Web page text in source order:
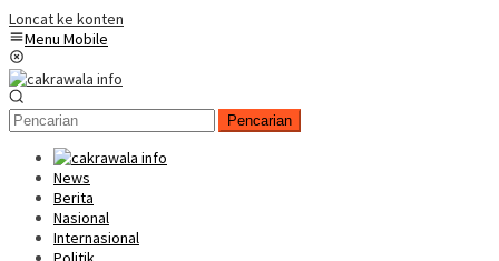
Loncat ke konten
Menu Mobile
Pencarian
News
Berita
Nasional
Internasional